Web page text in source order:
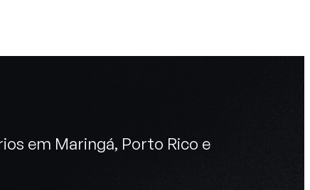
em Maringá, Porto Rico e